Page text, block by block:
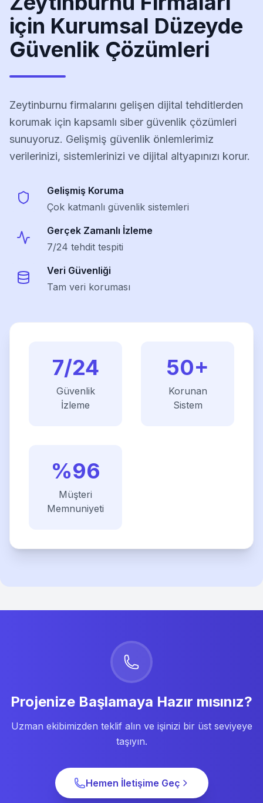
için Kurumsal Düzeyde
Güvenlik Çözümleri
Zeytinburnu firmalarını gelişen dijital tehditlerden
korumak için kapsamlı siber güvenlik çözümleri
sunuyoruz. Gelişmiş güvenlik önlemlerimiz
verilerinizi, sistemlerinizi ve dijital altyapınızı korur.
Gelişmiş Koruma
Çok katmanlı güvenlik sistemleri
Gerçek Zamanlı İzleme
7/24 tehdit tespiti
Veri Güvenliği
Tam veri koruması
7/24
Güvenlik
İzleme
50+
Korunan
Sistem
%96
Müşteri
Memnuniyeti
Projenize Başlamaya Hazır mısınız?
Uzman ekibimizden teklif alın ve işinizi bir üst seviyeye
taşıyın.
Hemen İletişime Geç